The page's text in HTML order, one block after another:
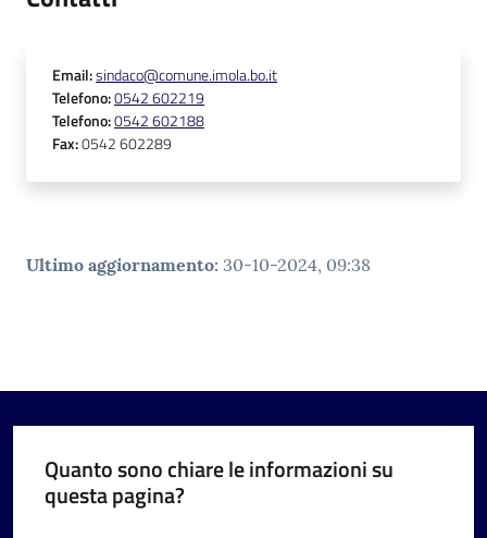
Email:sindaco@comune.imola.bo.it
Telefono:0542 602219
Telefono:0542 602188
Fax:0542 602289
Ultimo aggiornamento: 30-10-2024, 09:38
Quanto sono chiare le informazioni su
questa pagina?